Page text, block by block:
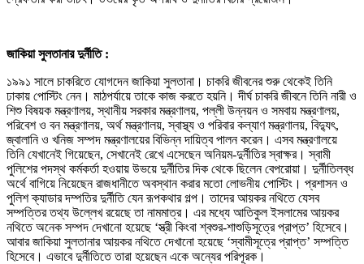
জাকিয়া সুলতানার দুর্নীতি :
১৯৯১ সালে চাকরিতে যোগদেন জাকিয়া সুলতানা। চাকরি জীবনের শুরু থেকেই তিনি
ঢাকায় পোস্টিং নেন। মাঠপর্যায়ে তাকে কাজ করতে হয়নি। দীর্ঘ চাকরি জীবনে তিনি নারী ও
শিশু বিষয়ক মন্ত্রণালয়, স্থানীয় সরকার মন্ত্রণালয়, পল্লী উন্নয়ন ও সমবায় মন্ত্রণালয়,
পরিবেশ ও বন মন্ত্রণালয়, অর্থ মন্ত্রণালয়, স্বাস্থ্য ও পরিবার কল্যাণ মন্ত্রণালয়, বিদ্যুৎ,
জ্বালানি ও খনিজ সম্পদ মন্ত্রণালয়ের বিভিন্ন দায়িত্ব পালন করেন। এসব মন্ত্রণালয়ে
তিনি যেখানেই গিয়েছেন, সেখানেই রেখে এসেছেন অনিয়ম-দুর্নীতির স্বাক্ষর। স্বামী
পুলিশের পদস্থ কর্মকর্তা হওয়ায় উভয়ে দুর্নীতির দিক থেকে ছিলেন বেপরোয়া। দুর্নীতিলব্ধ
অর্থে বাগিয়ে নিয়েছেন রাজধানীতে অবস্থান করার মতো লোভনীয় পোস্টিং। প্রশাসন ও
পুলিশ ক্যাডার দম্পতির দুর্নীতি যেন রূপকথার গল্প। তাদের আয়কর নথিতে যেসব
সম্পত্তির তথ্য উল্লেখ রয়েছে তা নামমাত্র। এর মধ্যে আতিকুল ইসলামের আয়কর
নথিতে অনেক সম্পদ দেখানো হয়েছে ‘স্ত্রী কিংবা শ্বশুর-শাশুড়িসূত্রে প্রাপ্ত’ হিসেবে।
আবার জাকিয়া সুলতানার আয়কর নথিতে দেখানো হয়েছে ‘স্বামীসূত্রে প্রাপ্ত’ সম্পত্তি
হিসেবে। এভাবে দুর্নীতিতে তারা হয়েছেন একে অন্যের পরিপূরক।